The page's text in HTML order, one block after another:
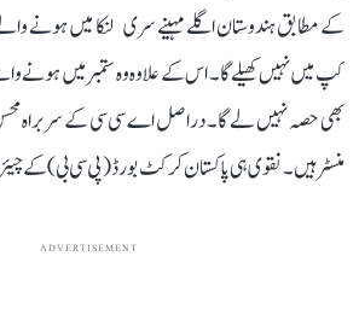
کے مطابق ہندوستان اگلے مہینے سری لنکا میں ہونے
کپ میں نہیں کھیلے گا۔ اس کے علاوہ وہ ستمبر میں
بھی حصہ نہیں لے گا۔ دراصل اے سی سی کے سربراہ
منسٹر ہیں۔ نقوی ہی پاکستان کرکٹ بورڈ (پی سی بی) کے
ADVERTISEMENT